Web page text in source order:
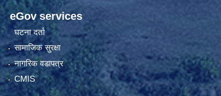
eGov services
घटना दर्ता
सामाजिक सुरक्षा
नागरिक वडापत्र
CMIS